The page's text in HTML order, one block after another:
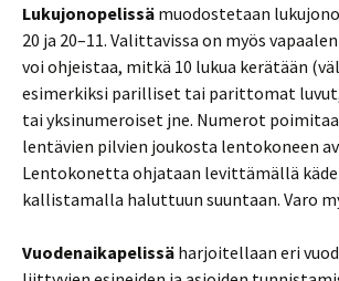
Lukujonopelissä muodostetaan
20 ja 20–11. Valittavissa on myös
voi ohjeistaa, mitkä 10 lukua kerätään
esimerkiksi parilliset tai parittomat
tai yksinumeroiset jne. Numerot
lentävien pilvien joukosta lentokoneen
Lentokonetta ohjataan levittämällä
kallistamalla haluttuun suuntaan. Varo
Vuodenaikapelissä harjoitellaan eri